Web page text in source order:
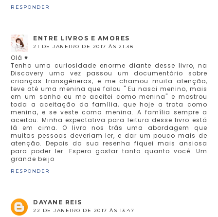
RESPONDER
ENTRE LIVROS E AMORES
21 DE JANEIRO DE 2017 ÀS 21:38
Olá ♥
Tenho uma curiosidade enorme diante desse livro, na
Discovery uma vez passou um documentário sobre
crianças transgêneras, e me chamou muita atenção,
teve até uma menina que falou " Eu nasci menino, mais
em um sonho eu me aceitei como menina" e mostrou
toda a aceitação da família, que hoje a trata como
menina, e se veste como menina. A família sempre a
aceitou. Minha expectativa para leitura desse livro está
lá em cima. O livro nos trás uma abordagem que
muitas pessoas deveriam ler, e dar um pouco mais de
atenção. Depois da sua resenha fiquei mais ansiosa
para poder ler. Espero gostar tanto quanto você. Um
grande beijo
RESPONDER
DAYANE REIS
22 DE JANEIRO DE 2017 ÀS 13:47